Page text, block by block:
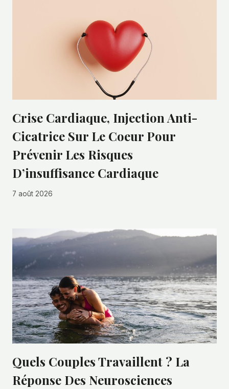
Crise Cardiaque, Injection Anti-
Cicatrice Sur Le Coeur Pour
Prévenir Les Risques
D’insuffisance Cardiaque
7 août 2026
Quels Couples Travaillent ? La
Réponse Des Neurosciences